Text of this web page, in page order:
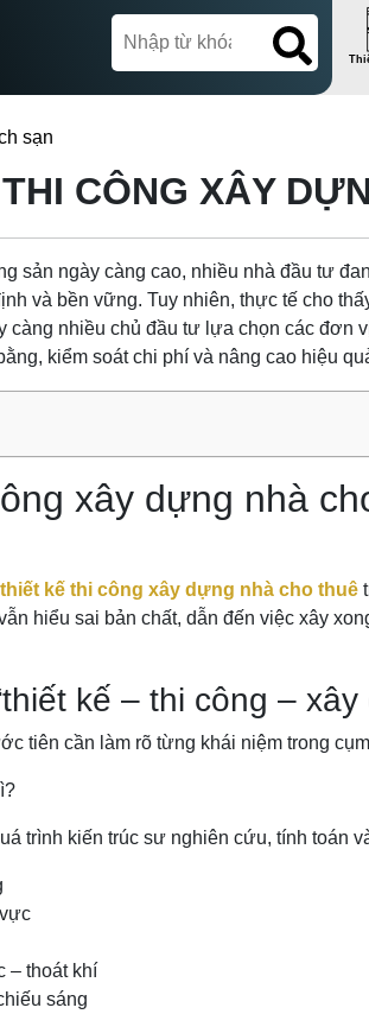
sạn
CÔNG XÂY
sản ngày càng cao, nhiều nhà đầu tư
và bền vững. Tuy nhiên, thực tế cho
càng nhiều chủ đầu tư lựa chọn các đơn
kiểm soát chi phí và nâng cao hiệu
xây dựng nhà
thiết kế thi công xây dựng nhà cho thuê
hiểu sai bản chất, dẫn đến việc xây
kế – thi công – xây
tiên cần làm rõ từng khái niệm trong
trình kiến trúc sư nghiên cứu, tính toán
– thoát khí
sáng